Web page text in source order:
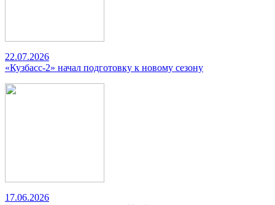
22.07.2026
«Кузбасс-2» начал подготовку к новому сезону
17.06.2026